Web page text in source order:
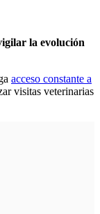
la evolución
acceso constante a
visitas veterinarias